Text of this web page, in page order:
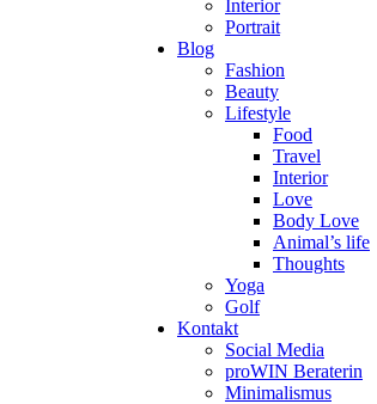
Interior
Portrait
Blog
Fashion
Beauty
Lifestyle
Food
Travel
Interior
Love
Body Love
Animal’s life
Thoughts
Yoga
Golf
Kontakt
Social Media
proWIN Beraterin
Minimalismus